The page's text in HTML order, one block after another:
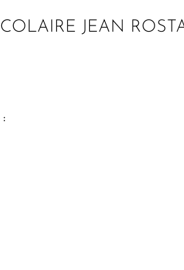
JEAN
: